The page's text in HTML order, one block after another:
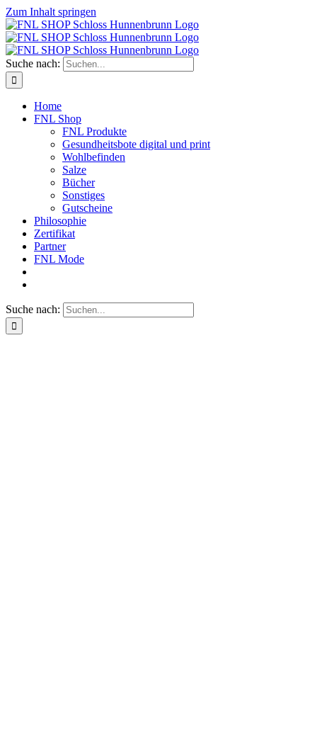
Zum Inhalt springen
Suche nach:
Home
FNL Shop
FNL Produkte
Gesundheitsbote digital und print
Wohlbefinden
Salze
Bücher
Sonstiges
Gutscheine
Philosophie
Zertifikat
Partner
FNL Mode
Suche nach: